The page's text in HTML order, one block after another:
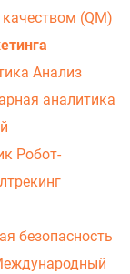
(QM)
Анализ
аналитика
Робот-
безопасность